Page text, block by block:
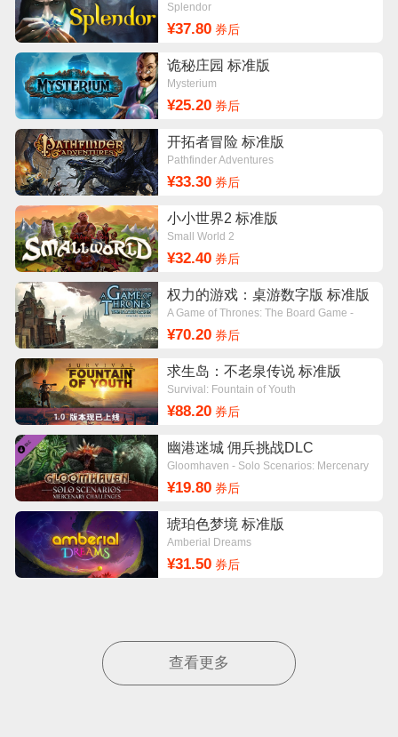
Splendor
¥37.80券后
诡秘庄园 标准版
Mysterium
¥25.20券后
开拓者冒险 标准版
Pathfinder Adventures
¥33.30券后
小小世界2 标准版
Small World 2
¥32.40券后
权力的游戏：桌游数字版 标准版
A Game of Thrones: The Board Game -
¥70.20券后
求生岛：不老泉传说 标准版
Survival: Fountain of Youth
¥88.20券后
幽港迷城 佣兵挑战DLC
Gloomhaven - Solo Scenarios: Mercenary
¥19.80券后
琥珀色梦境 标准版
Amberial Dreams
¥31.50券后
查看更多